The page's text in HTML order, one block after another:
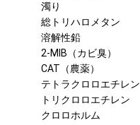
濁り
総トリハロメタン
溶解性鉛
2-MIB（カビ臭）
CAT（農薬）
テトラクロロエチレン
トリクロロエチレン
クロロホルム